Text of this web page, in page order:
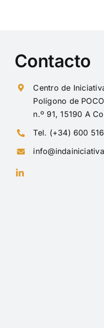
Contacto
Centro de
Polígono de
n.º 91, 15190 A
Tel. (+34) 600